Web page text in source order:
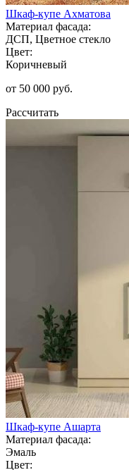
Шкаф-купе Ахматова
Материал фасада:
ДСП, Цветное стекло
Цвет:
Коричневый
от 50 000 руб.
Рассчитать
Шкаф-купе Ашарта
Материал фасада:
Эмаль
Цвет: